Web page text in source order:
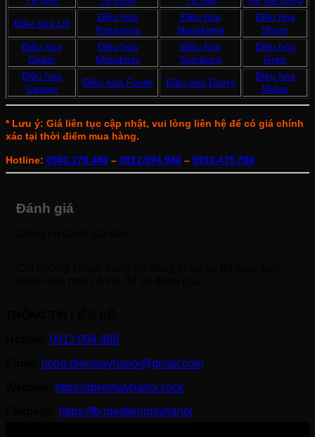
Điều hòa LG
Điều hòa
Panasonic
Điều hòa
Nagakawa
Điều hòa
Sharp
Điều hòa
Daikin
Điều hòa
Mitsubishi
Điều hòa
Sumikura
Điều hòa
Gree
Điều hòa
Casper
Điều hòa Funiki Điều hòa Dairry
Điều hòa
Midea
* Lưu ý: Giá liên tục cập nhật, vui lòng liên hệ để có giá chính
xác tại thời điểm mua hàng.
Hotline: 0983.278.488 – 0912.094.988 – 0912.475.788
Đánh giá
0912.094.988
hotro.dienmayhanoi@gmail.com
https://dienmayhanoi.click
https://fb.me/dienmayhanoi